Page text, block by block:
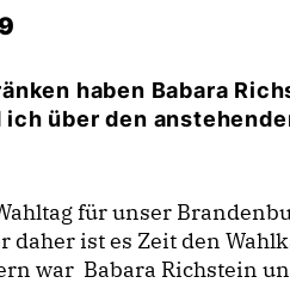
haben Babara
über den
für unser
daher ist es Zeit den
war Babara Richstein